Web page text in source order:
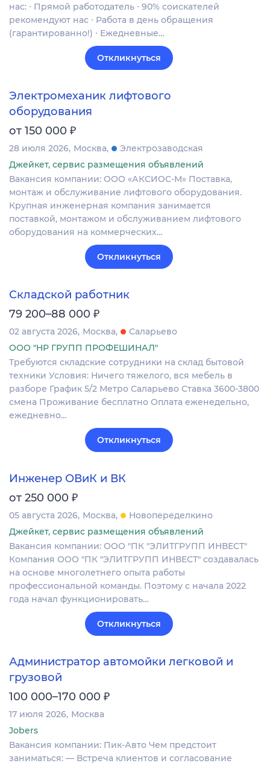
нас: ∙ Прямой работодатель ∙ 90% соискателей
рекомендуют нас ∙ Работа в день обращения
(гарантированно!) ∙ Ежедневные…
Откликнуться
Электромеханик лифтового
оборудования
от 150 000 ₽
28 июля 2026 Москва
Электрозаводская
Джейкет, сервис размещения объявлений
Вакансия компании: ООО «АКСИОС-М» Поставка,
монтаж и обслуживание лифтового оборудования.
Крупная инженерная компания занимается
поставкой, монтажом и обслуживанием лифтового
оборудования на коммерческих…
Откликнуться
Складской работник
79 200–88 000 ₽
02 августа 2026 Москва
Саларьево
ООО "НР ГРУПП ПРОФЕШИНАЛ"
Требуются складские сотрудники на склад бытовой
техники Условия: Ничего тяжелого, вся мебель в
разборе График 5/2 Метро Саларьево Ставка 3600-3800
смена Проживание бесплатно Оплата еженедельно,
ежедневно…
Откликнуться
Инженер ОВиК и ВК
от 250 000 ₽
05 августа 2026 Москва
Новопеределкино
Джейкет, сервис размещения объявлений
Вакансия компании: ООО "ПК "ЭЛИТГРУПП ИНВЕСТ"
Компания ООО "ПК "ЭЛИТГРУПП ИНВЕСТ" создавалась
на основе многолетнего опыта работы
профессиональной команды. Поэтому с начала 2022
года начал функционировать…
Откликнуться
Администратор автомойки легковой и
грузовой
100 000–170 000 ₽
17 июля 2026 Москва
Jobers
Вакансия компании: Пик-Авто Чем предстоит
заниматься: — Встреча клиентов и согласование